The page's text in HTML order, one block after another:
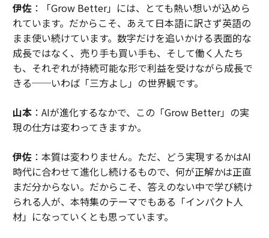
伊佐：「Grow Better」には、とても熱い想いが込めら
れています。だからこそ、あえて日本語に訳さず英語の
まま使い続けています。数字だけを追いかける表面的な
成長ではなく、売り手も買い手も、そして働く人たち
も、それぞれが持続可能な形で利益を受けながら成長で
きる──いわば「三方よし」の世界観です。
山本：AIが進化するなかで、この「Grow Better」の実
現の仕方は変わってきますか。
伊佐：本質は変わりません。ただ、どう実現するかはAI
時代に合わせて進化し続けるもので、何が正解かは正直
まだ分からない。だからこそ、答えのない中で学び続け
られる人が、本特集のテーマでもある「インパクト人
材」になっていくとも思っています。